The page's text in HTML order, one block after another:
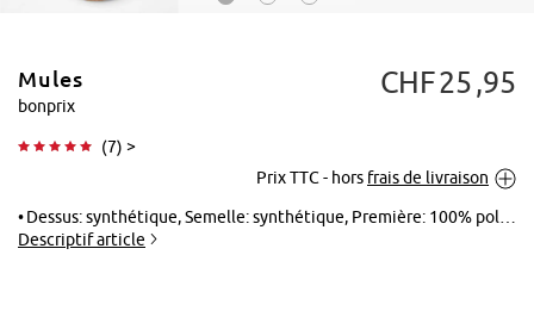
Tapoter pour
agrandir
Mules
bonprix
(7) >
CHF25 95
Prix TTC - hors frais de livraison
Dessus: synthétique, Semelle: synthétique, Première: 100% polyester
Descriptif article